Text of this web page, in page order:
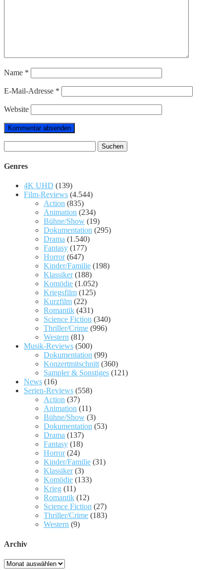
Name *
E-Mail-Adresse *
Website
nach:
Genres
4K UHD (139)
Film-Reviews (4.544)
Action (835)
Animation (234)
Bühne/Show (19)
Dokumentation (295)
Drama (1.540)
Fantasy (177)
Horror(647)
Kinder/Familie (198)
Klassiker(188)
Komödie (1.052)
Kriegsfilm (125)
Kurzfilm (22)
Romantik (431)
Science Fiction (340)
Thriller/Crime (996)
Western (81)
Musik-Reviews (500)
Dokumentation (99)
Konzertmitschnitt(360)
Sampler & Sonstiges (121)
News (16)
Serien-Reviews (558)
Action (37)
Animation (11)
Bühne/Show (3)
Dokumentation (53)
Drama (137)
Fantasy (18)
Horror(24)
Kinder/Familie (31)
Klassiker(3)
Komödie (133)
Krieg (11)
Romantik (12)
Science Fiction (27)
Thriller/Crime (183)
Western (9)
Archiv
Archiv